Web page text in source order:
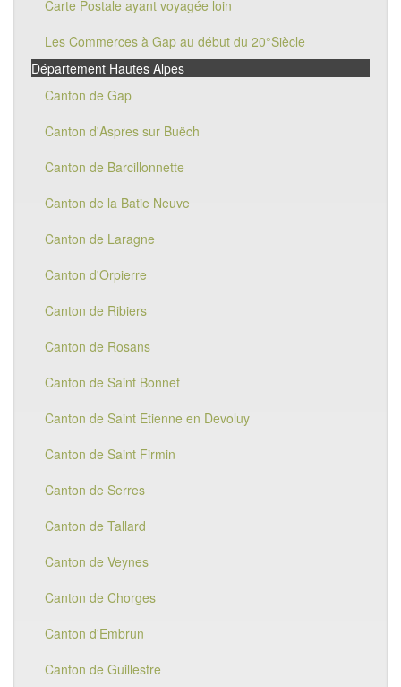
Carte Postale ayant voyagée loin
Les Commerces à Gap au début du 20°Siècle
Département Hautes Alpes
Canton de Gap
Canton d'Aspres sur Buëch
Canton de Barcillonnette
Canton de la Batie Neuve
Canton de Laragne
Canton d'Orpierre
Canton de Ribiers
Canton de Rosans
Canton de Saint Bonnet
Canton de Saint Etienne en Devoluy
Canton de Saint Firmin
Canton de Serres
Canton de Tallard
Canton de Veynes
Canton de Chorges
Canton d'Embrun
Canton de Guillestre